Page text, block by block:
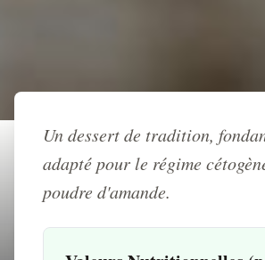
Retour à l'accueil
RECETTE
KETO
Clafoutis keto aux
Un dessert de tradition,
adapté pour le régime
poudre d'amande.